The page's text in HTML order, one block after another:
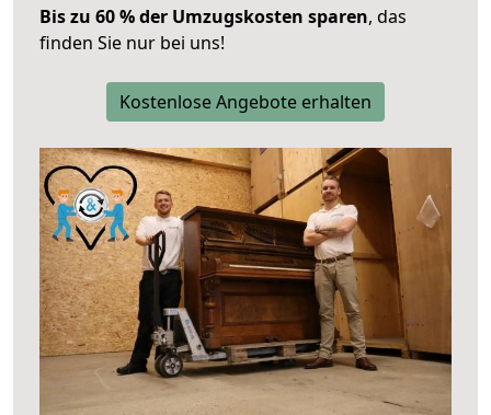
Bis zu 60 % der Umzugskosten sparen, das
finden Sie nur bei uns!
Kostenlose Angebote erhalten